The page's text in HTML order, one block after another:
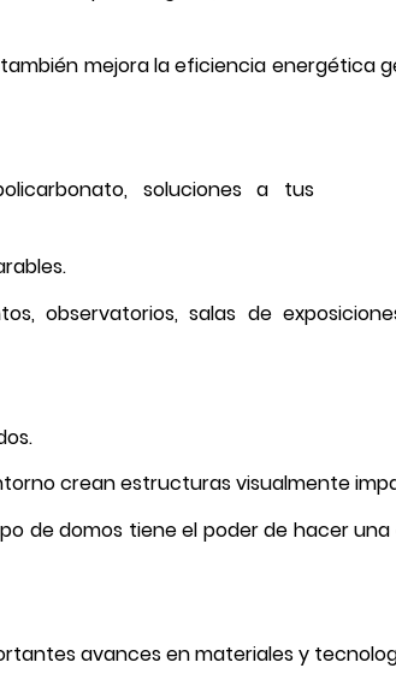
mejora la eficiencia energética
observatorios, salas de
crean estructuras visualmente
de domos tiene el poder de hacer
avances en materiales y